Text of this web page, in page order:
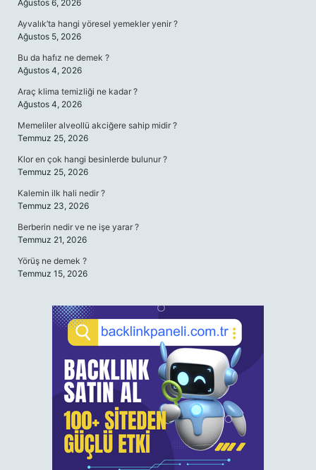
Ağustos 6, 2026
Ayvalık’ta hangi yöresel yemekler yenir ?
Ağustos 5, 2026
Bu da hafız ne demek ?
Ağustos 4, 2026
Araç klima temizliği ne kadar ?
Ağustos 4, 2026
Memeliler alveollü akciğere sahip midir ?
Temmuz 25, 2026
Klor en çok hangi besinlerde bulunur ?
Temmuz 25, 2026
Kalemin ilk hali nedir ?
Temmuz 23, 2026
Berberin nedir ve ne işe yarar ?
Temmuz 21, 2026
Yörüş ne demek ?
Temmuz 15, 2026